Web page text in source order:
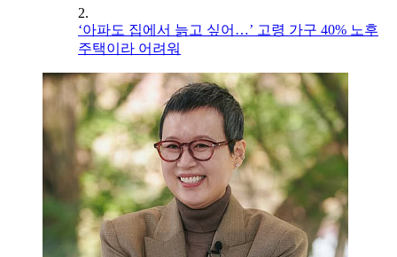
2.
‘아파도 집에서 늙고 싶어…’ 고령 가구 40% 노후
주택이라 어려워